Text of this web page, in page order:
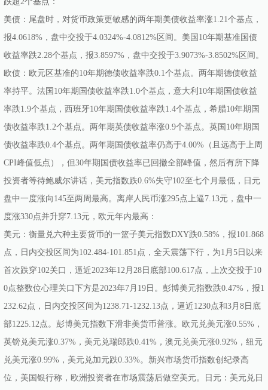
美债：尾盘时，对货币政策更敏感的两年期美债收益率涨1.21个基点，
报4.0618%，盘中交投于4.0324%-4.0812%区间。美国10年期基准国债
收益率跌2.28个基点，报3.8597%，盘中交投于3.9073%-3.8502%区间。
欧债：欧元区基准的10年期德债收益率跌0.1个基点。两年期德债收益
率持平。法国10年期国债收益率跌1.0个基点，意大利10年期国债收益
率跌1.9个基点，西班牙10年期国债收益率跌1.4个基点，希腊10年期国
债收益率跌1.2个基点。两年期英债收益率涨0.9个基点。英国10年期国
债收益率跌0.4个基点。两年期国债收益率仍高于4.00%（且远高于上周
CPI峰值低点），但30年期国债收益率已回撤全部峰值，然后有所下降
投资者等待鲍威尔讲话，美元指数跌0.6%失守102至七个月最低，日元
盘中一度涨向145至两周最高。离岸人民币涨295点上逼7.13元，盘中一
度涨330点并升穿7.13元，欧元年内最高：
美元：衡量兑六种主要货币的一篮子美元指数DXY跌0.58%，报101.868
点，日内交投区间为102.484-101.851点，全天震荡下行，为1月5日以来
首次跌穿102关口，逼近2023年12月28日底部100.617点，上次交投于10
0点整数位心理关口下方是2023年7月19日。彭博美元指数跌0.47%，报1
232.62点，日内交投区间为1238.71-1232.13点，逼近1230点和3月8日底
部1225.12点。彭博美元指数下滑非美货币普涨。欧元兑美元涨0.55%，
英镑兑美元涨0.37%，美元兑瑞郎跌0.41%，澳元兑美元涨0.92%，纽元
兑美元涨0.99%，美元兑加元跌0.33%。新兴市场货币指数创纪录高
位，美国银行称，欧洲投资者在市场震荡后做空美元。日元：美元兑日